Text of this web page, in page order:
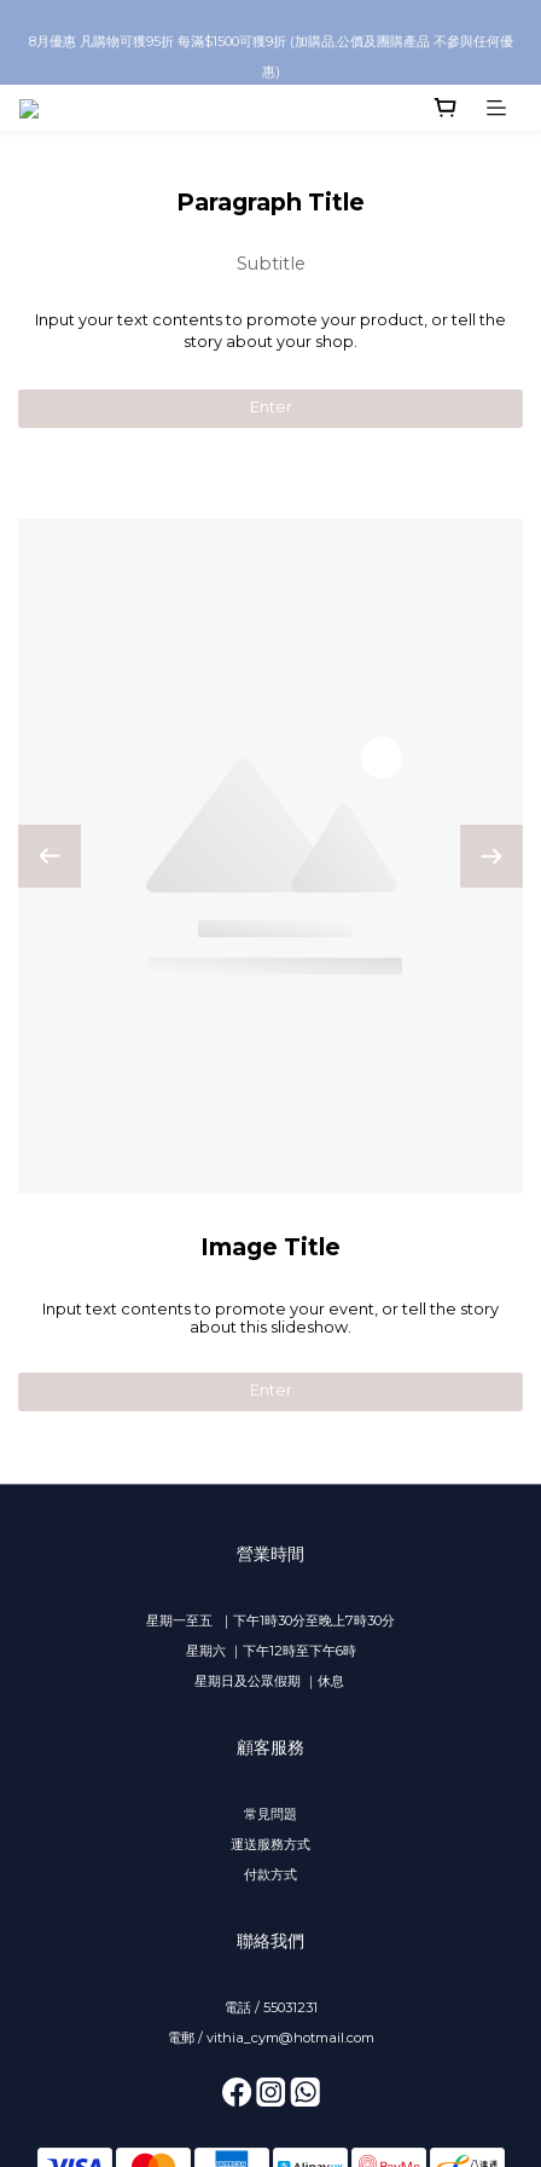
8月優惠 凡購物可獲95折 每滿$1500可獲9折 (加購品,公價及團購產品 不參與任何優
惠)
8月優惠 凡購物折後滿$250送Skinbeauty 自家Eyes Mask一對 每滿$500送
Paragraph Title
Subtitle
Input your text contents to promote your product, or tell the
story about your shop.
Enter
Image Title
Input text contents to promote your event, or tell the story
about this slideshow.
Enter
營業時間
星期一至五 ｜下午1時30分至晚上7時30分
星期六 ｜下午12時至下午6時
星期日及公眾假期 ｜休息
顧客服務
常見問題
運送服務方式
付款方式
聯絡我們
電話 / 55031231
電郵 / vithia_cym@hotmail.com